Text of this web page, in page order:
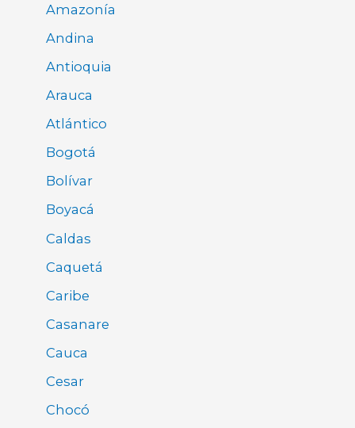
Amazonía
Andina
Antioquia
Arauca
Atlántico
Bogotá
Bolívar
Boyacá
Caldas
Caquetá
Caribe
Casanare
Cauca
Cesar
Chocó